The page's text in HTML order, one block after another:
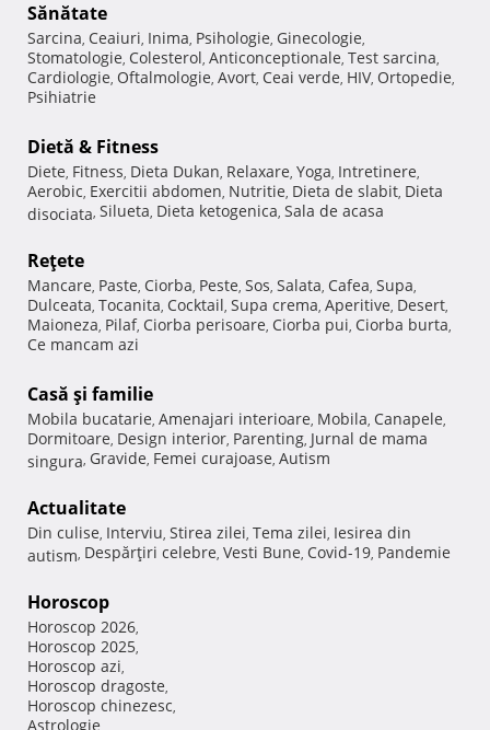
Sănătate
Sarcina, Ceaiuri, Inima, Psihologie, Ginecologie,
Stomatologie, Colesterol, Anticonceptionale, Test sarcina,
Cardiologie, Oftalmologie, Avort, Ceai verde, HIV, Ortopedie,
Psihiatrie
Dietă & Fitness
Diete, Fitness, Dieta Dukan, Relaxare, Yoga, Intretinere,
Aerobic, Exercitii abdomen, Nutritie, Dieta de slabit, Dieta
disociata, Silueta, Dieta ketogenica, Sala de acasa
Reţete
Mancare, Paste, Ciorba, Peste, Sos, Salata, Cafea, Supa,
Dulceata, Tocanita, Cocktail, Supa crema, Aperitive, Desert,
Maioneza, Pilaf, Ciorba perisoare, Ciorba pui, Ciorba burta,
Ce mancam azi
Casă şi familie
Mobila bucatarie, Amenajari interioare, Mobila, Canapele,
Dormitoare, Design interior, Parenting, Jurnal de mama
singura, Gravide, Femei curajoase, Autism
Actualitate
Din culise, Interviu, Stirea zilei, Tema zilei, Iesirea din
autism, Despărţiri celebre, Vesti Bune, Covid-19, Pandemie
Horoscop
Horoscop 2026,
Horoscop 2025,
Horoscop azi,
Horoscop dragoste,
Horoscop chinezesc,
Astrologie